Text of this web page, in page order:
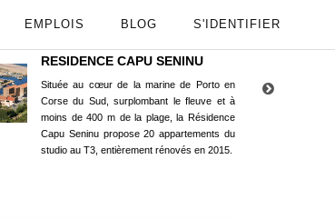
EMPLOIS BLOG S'IDENTIFIER
RESIDENCE CAPU SENINU
Située au cœur de la marine de Porto en
Corse du Sud, surplombant le fleuve et à
moins de 400 m de la plage, la Résidence
Capu Seninu propose 20 appartements du
studio au T3, entièrement rénovés en 2015.